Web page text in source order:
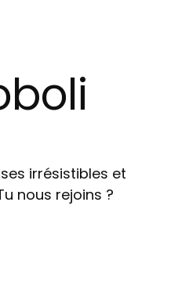
irrésistibles et
nous rejoins ?